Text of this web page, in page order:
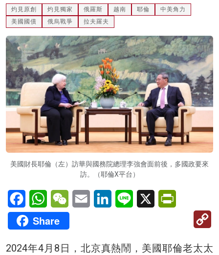
灼見活動
關於我們
灼見原創 灼見獨家 俄羅斯 越南 耶倫
中美角力
美國國債
俄烏戰爭 拉夫羅夫
美國財長耶倫（左）訪華與國務院總理李強會面前後，多國政要來
訪。（耶倫X平台）
FacebookWhatsAppWeChatEmail LinkedInLine X
Share
2024年4月8日，北京真熱鬧，美國耶倫老太太